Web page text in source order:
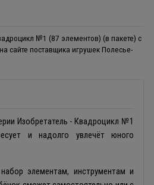
№1 (87 элементов) (в пакете) с
сайте поставщика игрушек Полесье-
Изобретатель - Квадроцикл №1
и надолго увлечёт юного
элементам, инструментам и